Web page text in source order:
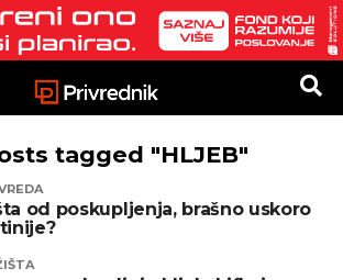
tagged "HLJEB"
od poskupljenja, brašno uskoro